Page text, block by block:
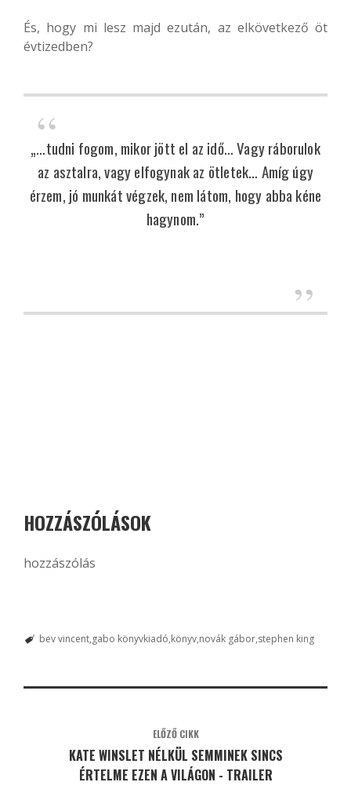
És, hogy mi lesz majd ezután, az elkövetkező öt
évtizedben?
„…tudni fogom, mikor jött el az idő… Vagy ráborulok
az asztalra, vagy elfogynak az ötletek… Amíg úgy
érzem, jó munkát végzek, nem látom, hogy abba kéne
hagynom.”
HOZZÁSZÓLÁSOK
hozzászólás
bev vincent gabo könyvkiadó könyv novák gábor stephen king
ELŐZŐ CIKK
KATE WINSLET NÉLKÜL SEMMINEK SINCS
ÉRTELME EZEN A VILÁGON - TRAILER